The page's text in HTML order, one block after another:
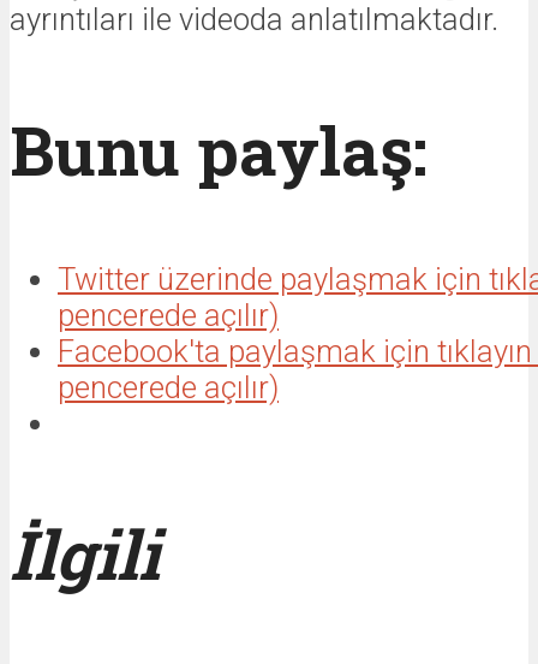
ayrıntıları ile videoda anlatılmaktadır.
Bunu paylaş:
Twitter üzerinde paylaşmak için
pencerede açılır)
Facebook'ta paylaşmak için tıklayın
pencerede açılır)
İlgili